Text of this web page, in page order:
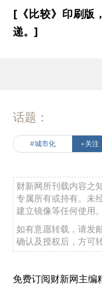
[《比较》印刷版，
递。]
话题：
#城市化 +关注
财新网所刊载内容之
专属所有或持有。未
建立镜像等任何使用。
如有意愿转载，请发
确认及授权后，方可转
免费订阅财新网主编